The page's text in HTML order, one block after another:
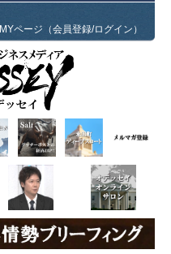
MYページ（会員登録/ログイン）